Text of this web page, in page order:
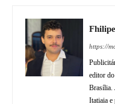
https://
editor
Brasília.
Itatiaia e